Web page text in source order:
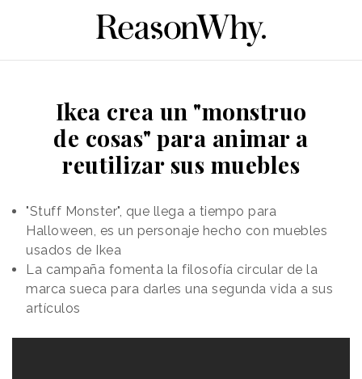
Ikea crea un "monstruo
de cosas" para animar a
reutilizar sus muebles
"Stuff Monster", que llega a tiempo para
Halloween, es un personaje hecho con muebles
usados de Ikea
La campaña fomenta la filosofía circular de la
marca sueca para darles una segunda vida a sus
artículos